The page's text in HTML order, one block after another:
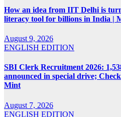
How an idea from IIT Delhi is
literacy tool for billions in India |
August 9, 2026
ENGLISH EDITION
SBI Clerk Recruitment 2026:
announced in special drive;
Mint
August 7, 2026
ENGLISH EDITION